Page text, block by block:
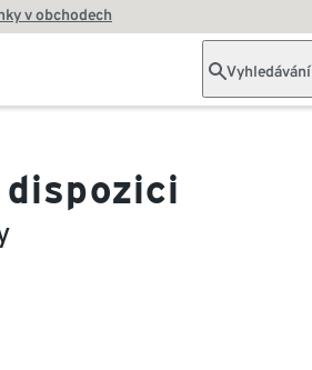
v obchodech
Vyhledávání